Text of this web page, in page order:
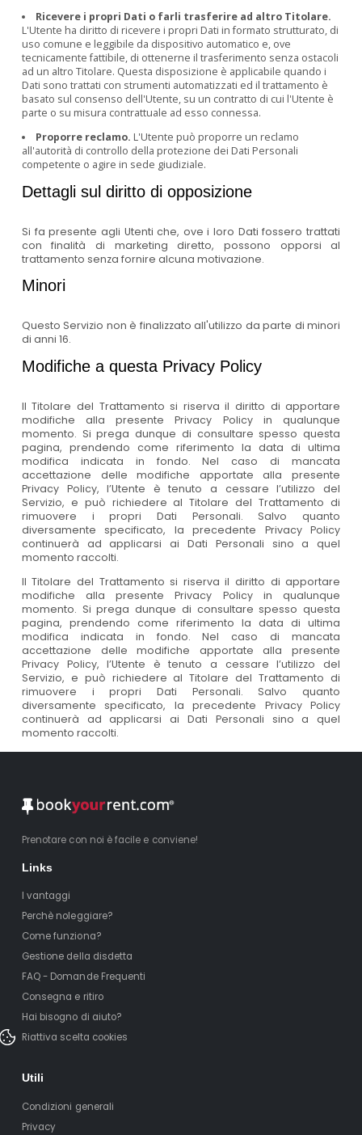
Ricevere i propri Dati o farli trasferire ad altro Titolare.
L'Utente ha diritto di ricevere i propri Dati in formato strutturato, di
uso comune e leggibile da dispositivo automatico e, ove
tecnicamente fattibile, di ottenerne il trasferimento senza ostacoli
ad un altro Titolare. Questa disposizione è applicabile quando i
Dati sono trattati con strumenti automatizzati ed il trattamento è
basato sul consenso dell'Utente, su un contratto di cui l'Utente è
parte o su misura contrattuale ad esso connessa.
Proporre reclamo. L'Utente può proporre un reclamo
all'autorità di controllo della protezione dei Dati Personali
competente o agire in sede giudiziale.
Dettagli sul diritto di opposizione
Si fa presente agli Utenti che, ove i loro Dati fossero trattati
con finalità di marketing diretto, possono opporsi al
trattamento senza fornire alcuna motivazione.
Minori
Questo Servizio non è finalizzato all'utilizzo da parte di minori
di anni 16.
Modifiche a questa Privacy Policy
Il Titolare del Trattamento si riserva il diritto di apportare
modifiche alla presente Privacy Policy in qualunque
momento. Si prega dunque di consultare spesso questa
pagina, prendendo come riferimento la data di ultima
modifica indicata in fondo. Nel caso di mancata
accettazione delle modifiche apportate alla presente
Privacy Policy, l’Utente è tenuto a cessare l’utilizzo del
Servizio, e può richiedere al Titolare del Trattamento di
rimuovere i propri Dati Personali. Salvo quanto
diversamente specificato, la precedente Privacy Policy
continuerà ad applicarsi ai Dati Personali sino a quel
momento raccolti.
Il Titolare del Trattamento si riserva il diritto di apportare
modifiche alla presente Privacy Policy in qualunque
momento. Si prega dunque di consultare spesso questa
pagina, prendendo come riferimento la data di ultima
modifica indicata in fondo. Nel caso di mancata
accettazione delle modifiche apportate alla presente
Privacy Policy, l’Utente è tenuto a cessare l’utilizzo del
Servizio, e può richiedere al Titolare del Trattamento di
rimuovere i propri Dati Personali. Salvo quanto
diversamente specificato, la precedente Privacy Policy
continuerà ad applicarsi ai Dati Personali sino a quel
momento raccolti.
Prenotare con noi è facile e conviene!
Links
I vantaggi
Perchè noleggiare?
Come funziona?
Gestione della disdetta
FAQ - Domande Frequenti
Consegna e ritiro
Hai bisogno di aiuto?
Riattiva scelta cookies
Utili
Condizioni generali
Privacy